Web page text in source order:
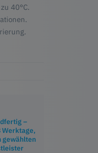
40°C.
–
Werktage,
gewählten